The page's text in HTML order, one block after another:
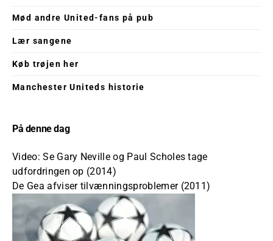
Mød andre United-fans på pub
Lær sangene
Køb trøjen her
Manchester Uniteds historie
På denne dag
Video: Se Gary Neville og Paul Scholes tage
udfordringen op (2014)
De Gea afviser tilvænningsproblemer (2011)